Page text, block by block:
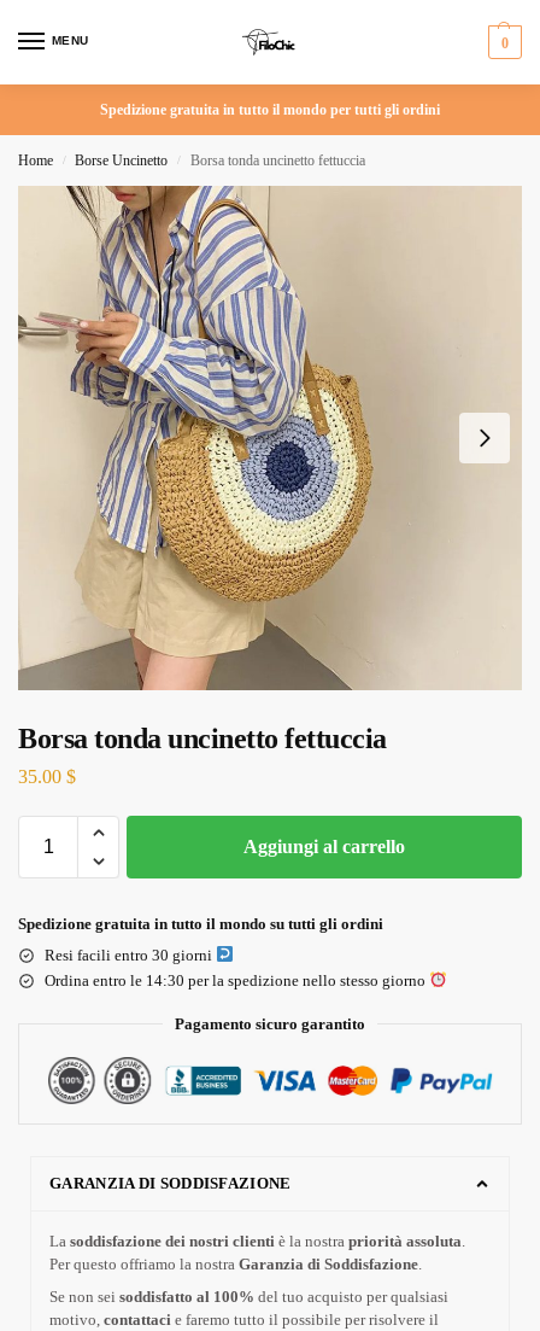
MENU 0
Spedizione gratuita in tutto il mondo per tutti gli ordini
Home / Borse Uncinetto / Borsa tonda uncinetto fettuccia
Borsa tonda uncinetto fettuccia
35.00 $
Aggiungi al carrello
Spedizione gratuita in tutto il mondo su tutti gli ordini
Resi facili entro 30 giorni
Ordina entro le 14:30 per la spedizione nello stesso giorno
Pagamento sicuro garantito
GARANZIA DI SODDISFAZIONE
La soddisfazione dei nostri clienti è la nostra priorità assoluta
Per questo offriamo la nostra Garanzia di Soddisfazione
Se non sei soddisfatto al 100% del tuo acquisto per qualsiasi
motivo, contattaci e faremo tutto il possibile per risolvere il